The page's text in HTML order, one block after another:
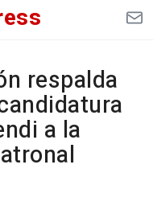
respalda
a la